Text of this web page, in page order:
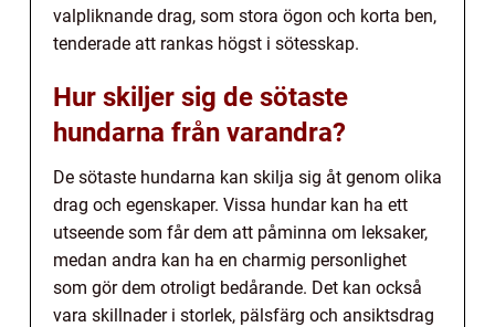
valpliknande drag, som stora ögon och korta ben,
tenderade att rankas högst i sötesskap.
Hur skiljer sig de sötaste
hundarna från varandra?
De sötaste hundarna kan skilja sig åt genom olika
drag och egenskaper. Vissa hundar kan ha ett
utseende som får dem att påminna om leksaker,
medan andra kan ha en charmig personlighet
som gör dem otroligt bedårande. Det kan också
vara skillnader i storlek, pälsfärg och ansiktsdrag